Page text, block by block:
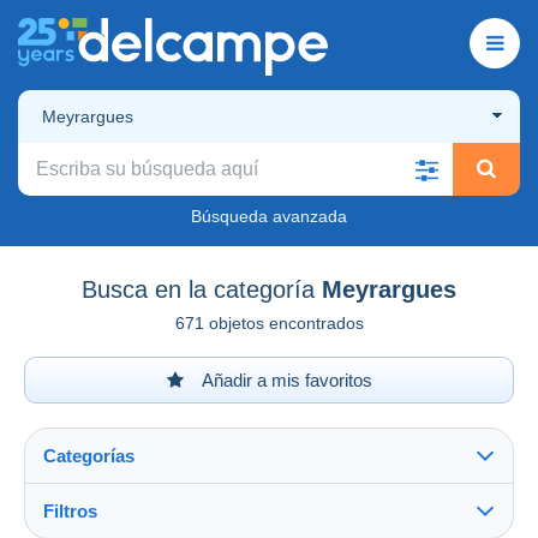
Meyrargues
Búsqueda avanzada
Busca en la categoría Meyrargues
671 objetos encontrados
Añadir a mis favoritos
Categorías
Filtros